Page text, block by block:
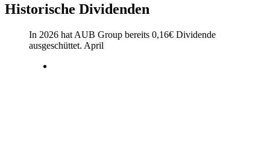
Historische Dividenden
In 2026 hat AUB Group bereits 0,16€ Dividende
ausgeschüttet. April